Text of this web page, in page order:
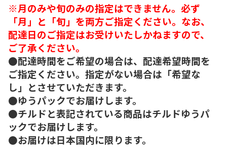
※月のみや旬のみの指定はできません。必ず
「月」と「旬」を両方ご指定ください。なお、
配達日のご指定はお受けいたしかねますので、
ご了承ください。
●配達時間をご希望の場合は、配達希望時間を
ご指定ください。指定がない場合は「希望な
し」とさせていただきます。
●ゆうパックでお届けします。
●チルドと表記されている商品はチルドゆうパ
ックでお届けします。
●お届けは日本国内に限ります。